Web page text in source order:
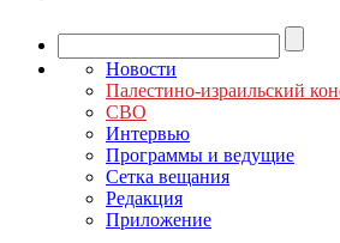
Новости
Палестино-израильский
СВО
Интервью
Программы и ведущие
Сетка вещания
Редакция
Приложение